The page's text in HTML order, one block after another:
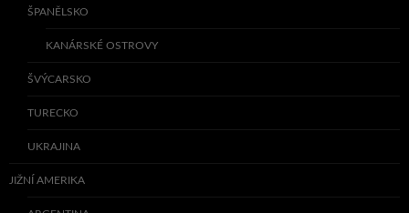
ŠPANĚLSKO
KANÁRSKÉ OSTROVY
ŠVÝCARSKO
TURECKO
UKRAJINA
JIŽNÍ AMERIKA